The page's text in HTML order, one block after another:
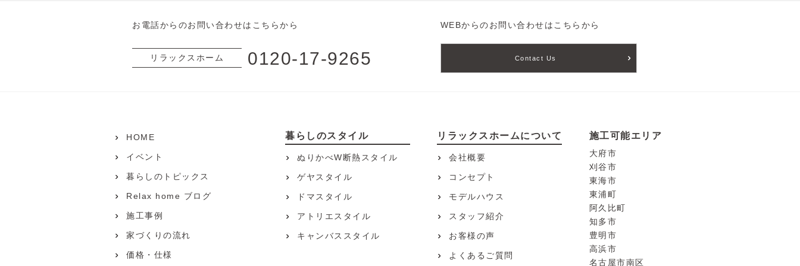
お電話からのお問い合わせはこちらから
リラックスホーム 0120-17-9265
WEBからのお問い合わせはこちらから
Contact Us
HOME
イベント
暮らしのトピックス
Relax home ブログ
施工事例
家づくりの流れ
価格・仕様
暮らしのスタイル
ぬりかべW断熱スタイル
ゲヤスタイル
ドマスタイル
アトリエスタイル
キャンバススタイル
リラックスホームについて
会社概要
コンセプト
モデルハウス
スタッフ紹介
お客様の声
よくあるご質問
施工可能エリア
大府市
刈谷市
東海市
東浦町
阿久比町
知多市
豊明市
高浜市
名古屋市南区